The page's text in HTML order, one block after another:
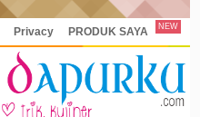
Privacy PRODUK SAYA NEW